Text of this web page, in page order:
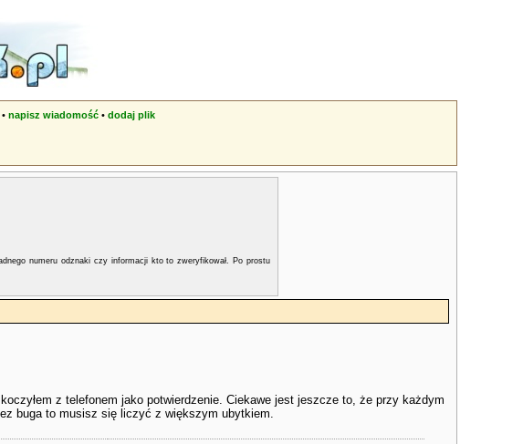
• napisz wiadomość • dodaj plik
numeru odznaki czy informacji kto to zweryfikował. Po prostu
z telefonem jako potwierdzenie. Ciekawe jest jeszcze to, że przy każdym
buga to musisz się liczyć z większym ubytkiem.